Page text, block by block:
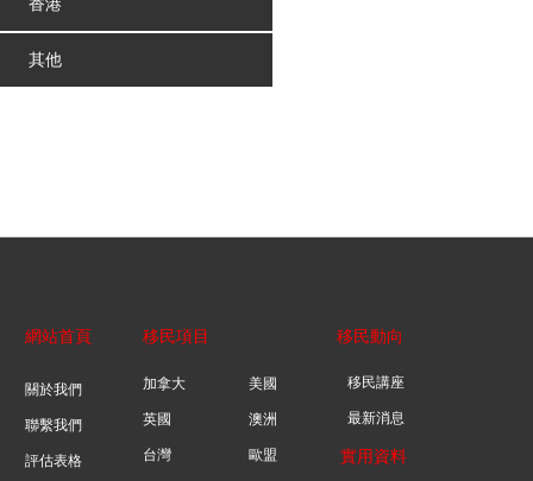
香港
其他
關於我們
聯繫我們
評估表格
加拿大 美國
英國 澳洲
台灣 歐盟
移民講座
最新消息
移民項目 移民動向
實用資料
網站首頁